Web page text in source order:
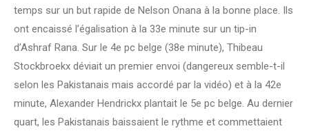
temps sur un but rapide de Nelson Onana à la bonne place. Ils
ont encaissé l’égalisation à la 33e minute sur un tip-in
d’Ashraf Rana. Sur le 4e pc belge (38e minute), Thibeau
Stockbroekx déviait un premier envoi (dangereux semble-t-il
selon les Pakistanais mais accordé par la vidéo) et à la 42e
minute, Alexander Hendrickx plantait le 5e pc belge. Au dernier
quart, les Pakistanais baissaient le rythme et commettaient